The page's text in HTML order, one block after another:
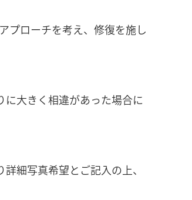
ローチを考え、修復を施し
大きく相違があった場合に
細写真希望とご記入の上、